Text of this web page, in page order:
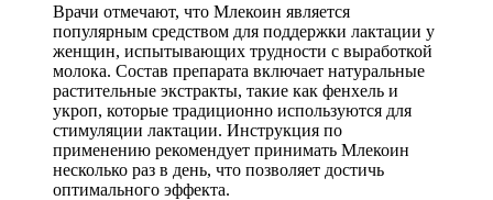
Врачи отмечают, что Млекоин является
популярным средством для поддержки лактации у
женщин, испытывающих трудности с выработкой
молока. Состав препарата включает натуральные
растительные экстракты, такие как фенхель и
укроп, которые традиционно используются для
стимуляции лактации. Инструкция по
применению рекомендует принимать Млекоин
несколько раз в день, что позволяет достичь
оптимального эффекта.